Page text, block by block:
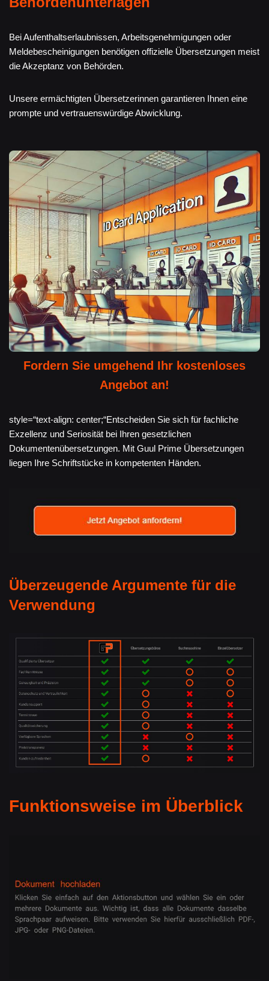
Bei Aufenthaltserlaubnissen, Arbeitsgenehmigungen oder
Meldebescheinigungen benötigen offizielle Übersetzungen meist
die Akzeptanz von Behörden.
Unsere ermächtigten Übersetzerinnen garantieren Ihnen eine
prompte und vertrauenswürdige Abwicklung.
Fordern Sie umgehend Ihr kostenloses
Angebot an!
style=“text-align: center;“Entscheiden Sie sich für fachliche
Exzellenz und Seriosität bei Ihren gesetzlichen
Dokumentenübersetzungen. Mit Guul Prime Übersetzungen
liegen Ihre Schriftstücke in kompetenten Händen.
Überzeugende Argumente für die
Verwendung
Funktionsweise im Überblick